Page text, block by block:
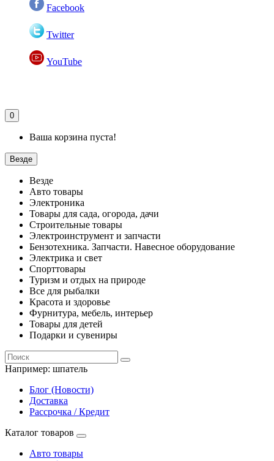
Facebook
Twitter
YouTube
0
Ваша корзина пуста!
Везде
Везде
Авто товары
Электроника
Товары для сада, огорода, дачи
Строительные товары
Электроинструмент и запчасти
Бензотехника. Запчасти. Навесное оборудование
Электрика и свет
Спорттовары
Туризм и отдых на природе
Все для рыбалки
Красота и здоровье
Фурнитура, мебель, интерьер
Товары для детей
Подарки и сувениры
Например: шпатель
Блог (Новости)
Доставка
Рассрочка / Кредит
Каталог товаров
Авто товары